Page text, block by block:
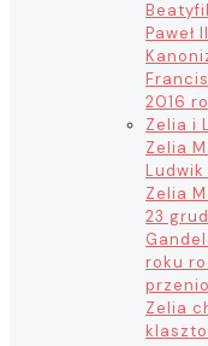
Paweł
2016
Zelia i
Zelia
Ludwik
Zelia
23
roku
Zelia